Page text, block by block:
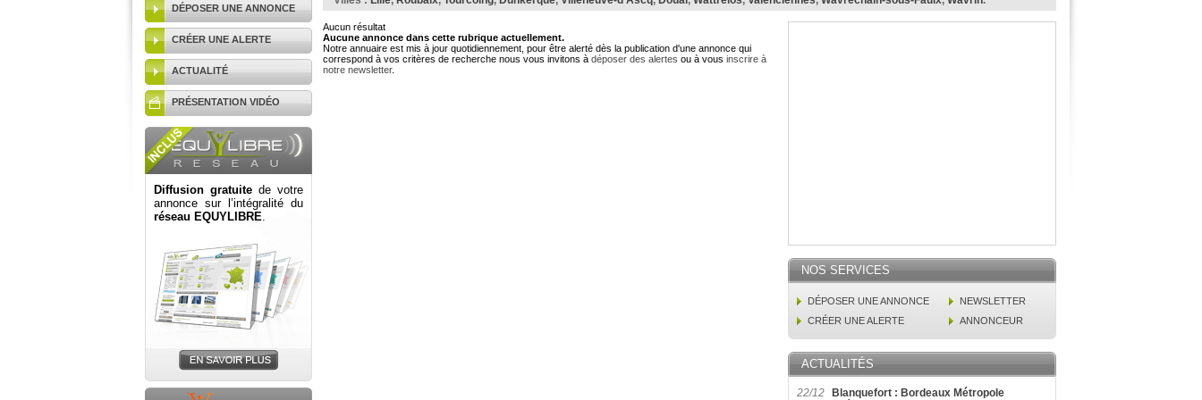
DÉPOSER UNE ANNONCE
CRÉER UNE ALERTE
ACTUALITÉ
PRÉSENTATION VIDÉO
Diffusion gratuite de votre
annonce sur l’intégralité du
réseau EQUYLIBRE.
Aucun résultat
Aucune annonce dans cette rubrique actuellement.
Notre annuaire est mis à jour quotidiennement, pour être alerté dès la publication d'une annonce qui
correspond à vos critères de recherche nous vous invitons à déposer des alertes ou à vous inscrire à
notre newsletter.
NOS SERVICES
DÉPOSER UNE ANNONCE
NEWSLETTER
CRÉER UNE ALERTE
ANNONCEUR
ACTUALITÉS
22/12
Blanquefort : Bordeaux Métropole